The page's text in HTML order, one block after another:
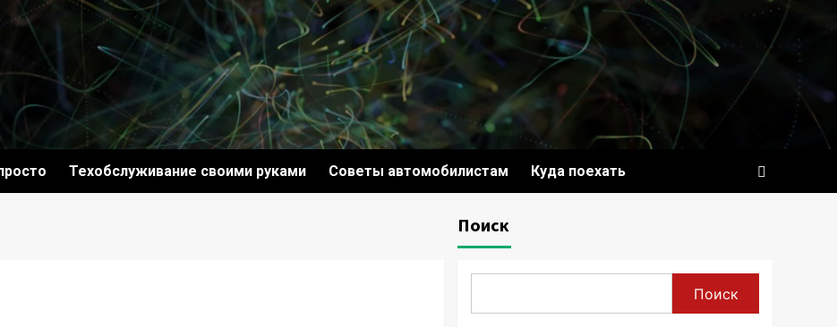
Техобслуживание своими руками Советы автомобилистам Куда поехать
Поиск
Поиск